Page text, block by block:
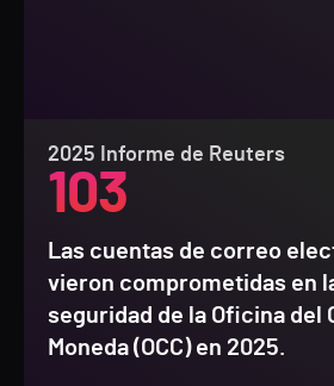
2025 Informe de Reuters
103
Las cuentas de correo
vieron comprometidas en
seguridad de la Oficina del
Moneda (OCC) en 2025.